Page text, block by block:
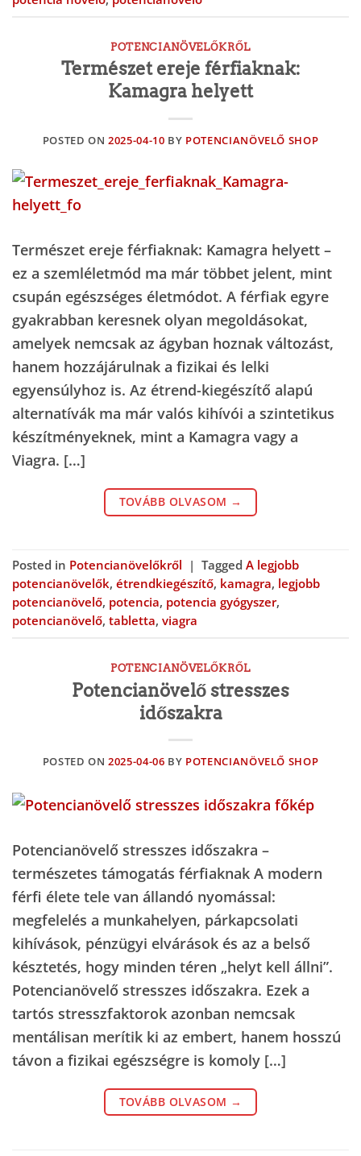
POTENCIANÖVELŐKRŐL
Természet ereje férfiaknak:
Kamagra helyett
POSTED ON2025-04-10 BY POTENCIANÖVELŐ SHOP
Természet ereje férfiaknak: Kamagra helyett –
ez a szemléletmód ma már többet jelent, mint
csupán egészséges életmódot. A férfiak egyre
gyakrabban keresnek olyan megoldásokat,
amelyek nemcsak az ágyban hoznak változást,
hanem hozzájárulnak a fizikai és lelki
egyensúlyhoz is. Az étrend-kiegészítő alapú
alternatívák ma már valós kihívói a szintetikus
készítményeknek, mint a Kamagra vagy a
Viagra. […]
TOVÁBB OLVASOM →
Posted in Potencianövelőkről | Tagged A legjobb
potencianövelők, étrendkiegészítő, kamagra, legjobb
potencianövelő, potencia, potencia gyógyszer,
potencianövelő, tabletta, viagra
POTENCIANÖVELŐKRŐL
Potencianövelő stresszes
időszakra
POSTED ON2025-04-06 BY POTENCIANÖVELŐ SHOP
Potencianövelő stresszes időszakra –
természetes támogatás férfiaknak A modern
férfi élete tele van állandó nyomással:
megfelelés a munkahelyen, párkapcsolati
kihívások, pénzügyi elvárások és az a belső
késztetés, hogy minden téren „helyt kell állni”.
Potencianövelő stresszes időszakra. Ezek a
tartós stresszfaktorok azonban nemcsak
mentálisan merítik ki az embert, hanem hosszú
távon a fizikai egészségre is komoly […]
TOVÁBB OLVASOM →